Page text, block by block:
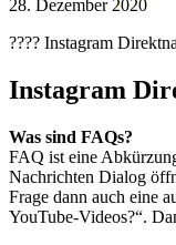
28. Dezember 2020
??‍?? Instagram
Instagram
Was sind FAQs?
FAQ ist eine
Nachrichten Dialog
Frage dann auch eine
YouTube-Videos?“.